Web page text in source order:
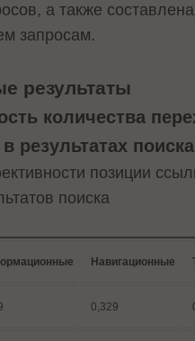
а также
запросам.
результаты
количества
результатах поиска
позиции
поиска
Навигационные
0,329